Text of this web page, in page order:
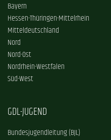
Bayern
Hessen-Thüringen-Mittelrhein
Mitteldeutschland
Nord
Nord-Ost
Nordrhein-Westfalen
Süd-West
GDL-JUGEND
Bundesjugendleitung (BJL)